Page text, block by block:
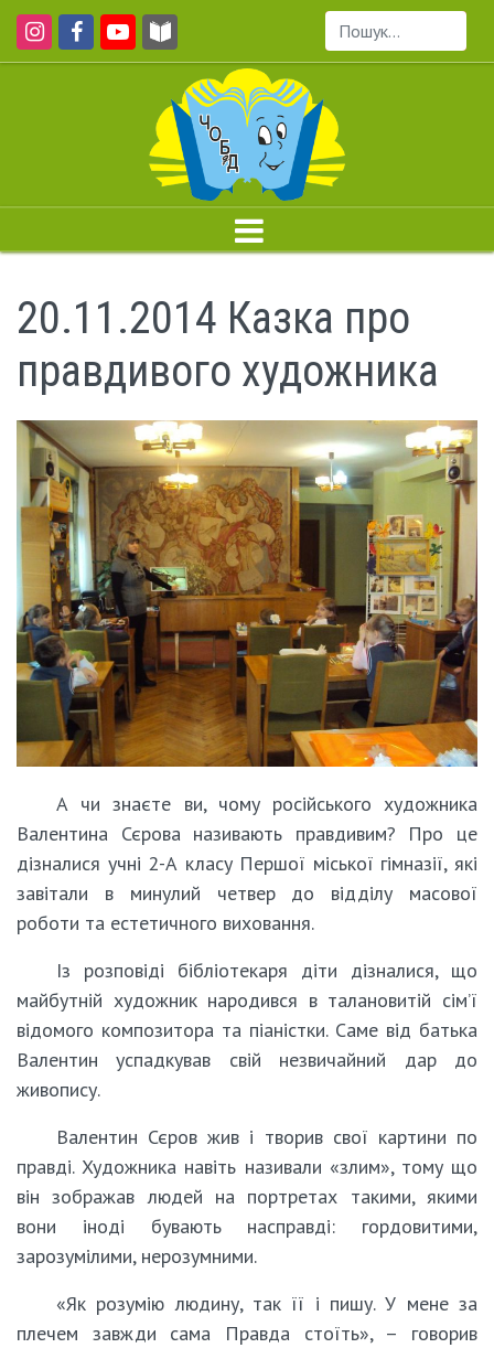
Пошук...
20.11.2014 Казка про
правдивого художника
А чи знаєте ви, чому російського художника
Валентина Сєрова називають правдивим? Про це
дізналися учні 2-А класу Першої міської гімназії, які
завітали в минулий четвер до відділу масової
роботи та естетичного виховання.
Із розповіді бібліотекаря діти дізналися, що
майбутній художник народився в талановитій сім’ї
відомого композитора та піаністки. Саме від батька
Валентин успадкував свій незвичайний дар до
живопису.
Валентин Сєров жив і творив свої картини по
правді. Художника навіть називали «злим», тому що
він зображав людей на портретах такими, якими
вони іноді бувають насправді: гордовитими,
зарозумілими, нерозумними.
«Як розумію людину, так її і пишу. У мене за
плечем завжди сама Правда стоїть», ­– говорив